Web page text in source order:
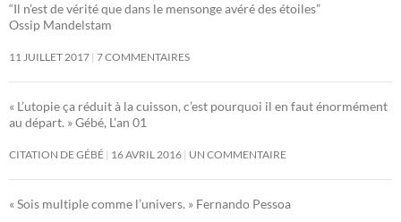
“Il n’est de vérité que dans le mensonge avéré des étoiles”
Ossip Mandelstam
11 JUILLET 2017 7 COMMENTAIRES
« L’utopie ça réduit à la cuisson, c’est pourquoi il en faut énormément
au départ. » Gébé, L’an 01
CITATION DE GÉBÉ 16 AVRIL 2016 UN COMMENTAIRE
« Sois multiple comme l’univers. » Fernando Pessoa